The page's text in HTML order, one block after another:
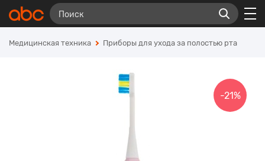
Медицинская техника Приборы для ухода за полостью рта
-21%